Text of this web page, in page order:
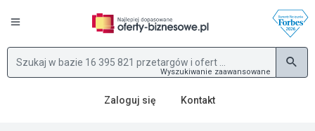
Wyszukiwanie zaawansowane
Zaloguj się Kontakt